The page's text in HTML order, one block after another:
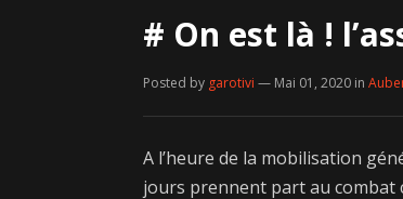
# On est là !
Posted by garotivi — Mai 01, 2020 in
A l’heure de la mobilisation
jours prennent part au combat